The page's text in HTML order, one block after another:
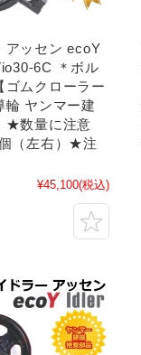
アッセン ecoY
6C ＊ボル
ゴムクローラー
輪 ヤンマー建
★数量に注意
（左右）★注
¥45,100(税込)